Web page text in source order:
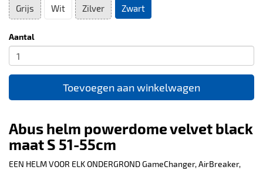
Grijs Wit Zilver Zwart
Aantal
Toevoegen aan winkelwagen
Abus helm powerdome velvet black
maat S 51-55cm
EEN HELM VOOR ELK ONDERGROND GameChanger, AirBreaker,